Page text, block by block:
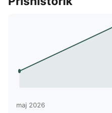
maj 2026